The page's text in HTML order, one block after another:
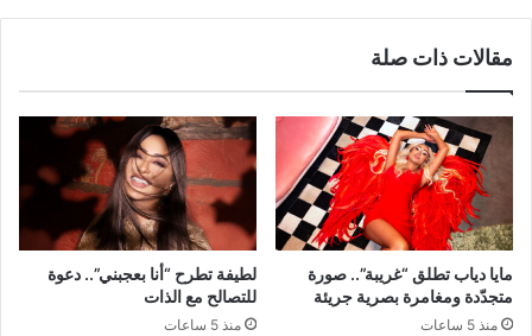
مقالات ذات صلة
مايا دياب تطلق “غريبة”.. صورة
متجدّدة ومغامرة بصرية جريئة
منذ 5 ساعات
لطيفة تطرح “أنا بعجبني”.. دعوة
للتصالح مع الذات
منذ 5 ساعات